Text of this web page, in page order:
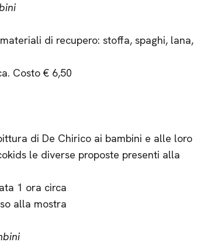
di recupero: stoffa, spaghi, lana,
Costo € 6,50
di De Chirico ai bambini e alle loro
le diverse proposte presenti alla
1 ora circa
alla mostra